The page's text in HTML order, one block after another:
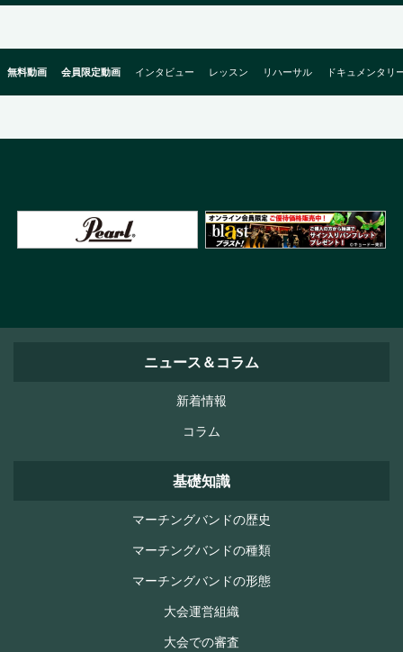
無料動画 会員限定動画 インタビュー レッスン リハーサル ドキュメンタリ
ニュース＆コラム
新着情報
コラム
基礎知識
マーチングバンドの歴史
マーチングバンドの種類
マーチングバンドの形態
大会運営組織
大会での審査